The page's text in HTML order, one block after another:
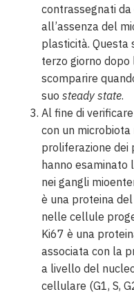
contrassegnati da
all’assenza del
plasticità. Questa
terzo giorno dopo
scomparire
suo steady state.
Al fine di
con un
proliferazione dei
hanno esaminato
nei gangli
è una proteina
nelle cellule
Ki67 è una
associata con la
a livello del
cellulare (G1, S,